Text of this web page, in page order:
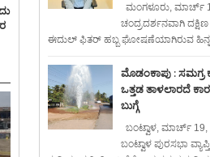
ಮಂಗಳೂರು, ಮಾರ್ಚ್
ಚಂದ್ರದರ್ಶನವಾಗಿ ದಕ್ಷಿಣ
ಈದುಲ್ ಫಿತರ್ ಹಬ್ಬ ಘೋಷಣೆಯಾಗಿರುವ
ಮೊಡಂಕಾಪು : ಸಮಗ್ರ
ಒತ್ತಡ ತಾಳಲಾರದೆ
ಬುಗ್ಗೆ
ಬಂಟ್ವಾಳ, ಮಾರ್ಚ್ 19,
ಬಂಟ್ವಾಳ ಪುರಸಭಾ